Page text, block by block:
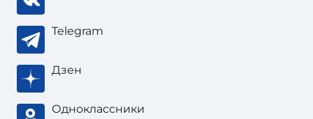
Telegram
Дзен
Одноклассники